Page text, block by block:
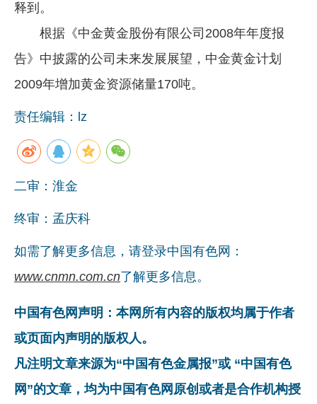
释到。
根据《中金黄金股份有限公司2008年年度报
告》中披露的公司未来发展展望，中金黄金计划
2009年增加黄金资源储量170吨。
责任编辑：lz
二审：淮金
终审：孟庆科
如需了解更多信息，请登录中国有色网：
www.cnmn.com.cn了解更多信息。
中国有色网声明：本网所有内容的版权均属于作者
或页面内声明的版权人。
凡注明文章来源为“中国有色金属报”或 “中国有色
网”的文章，均为中国有色网原创或者是合作机构授